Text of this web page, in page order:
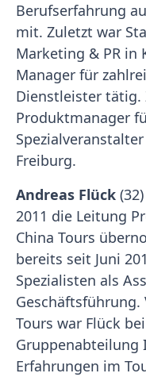
Berufserfahrung
mit. Zuletzt war
Marketing & PR in
Manager für
Dienstleister tätig.
Produktmanager
Freiburg.
Andreas Flück
2011 die Leitung
China Tours
bereits seit Juni
Spezialisten als
Geschäftsführung.
Tours war Flück
Gruppenabteilung
Erfahrungen im